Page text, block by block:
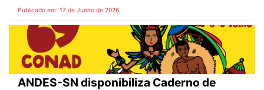
Publicado em: 17 de Junho de 2026
ANDES-SN disponibiliza Caderno de